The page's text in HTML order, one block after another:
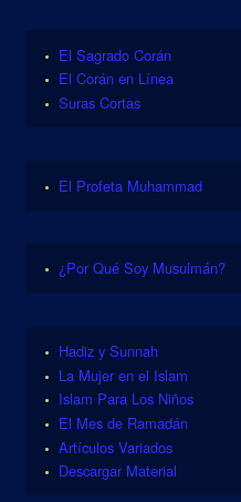
El Sagrado Corán
El Corán en Línea
Suras Cortas
El Profeta Muhammad
¿Por Qué Soy Musulmán?
Hadiz y Sunnah
La Mujer en el Islam
Islam Para Los Niños
El Mes de Ramadán
Artículos Variados
Descargar Material